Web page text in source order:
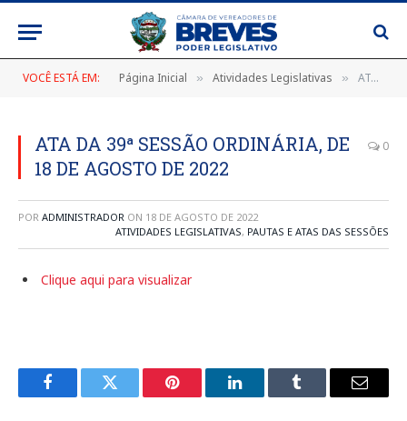
VOCÊ ESTÁ EM: Página Inicial » Atividades Legislativas » ATA DA 39ª SESSÃO ORDINÁRIA, DE 18 DE AGOSTO DE 2022
ATA DA 39ª SESSÃO ORDINÁRIA, DE
18 DE AGOSTO DE 2022
0
POR ADMINISTRADOR ON 18 DE AGOSTO DE 2022
ATIVIDADES LEGISLATIVAS, PAUTAS E ATAS DAS SESSÕES
Clique aqui para visualizar
FacebookTwitter Pinterest LinkedInTumblr
E-